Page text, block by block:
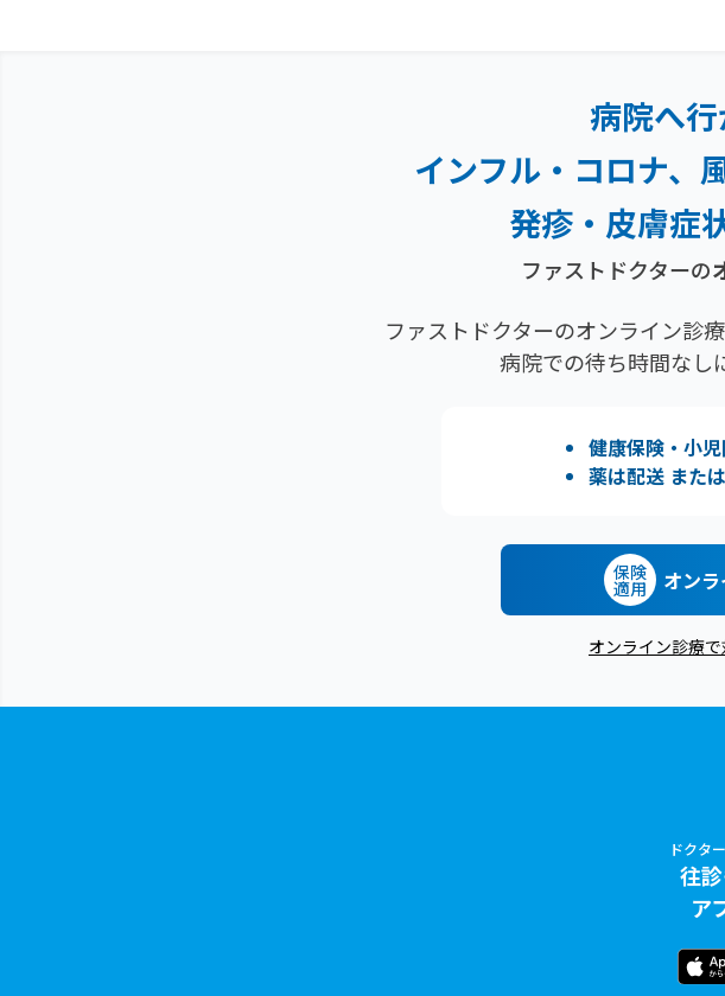
病院へ
インフル・コロナ、
発疹・ 皮膚症
ファストドクターの
ファストドクターのオンライン診
病院での待ち時間なし
健康保険・小
薬は配送 また
保険
適用 オン
オンライン診療
ドクタ
往
ア